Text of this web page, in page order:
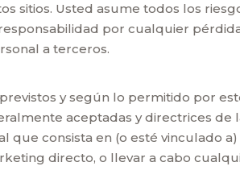
sitios. Usted asume todos los
por cualquier
a terceros.
y según lo permitido por
aceptadas y directrices
consista en (o esté vinculado
directo, o llevar a cabo